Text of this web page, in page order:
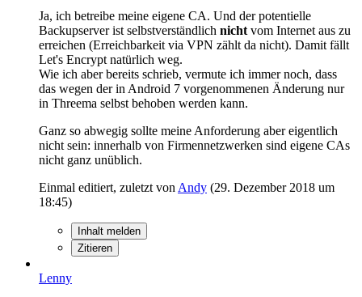
Ja, ich betreibe meine eigene CA. Und der potentielle
Backupserver ist selbstverständlich nicht vom Internet aus zu
erreichen (Erreichbarkeit via VPN zählt da nicht). Damit fällt
Let's Encrypt natürlich weg.
Wie ich aber bereits schrieb, vermute ich immer noch, dass
das wegen der in Android 7 vorgenommenen Änderung nur
in Threema selbst behoben werden kann.
Ganz so abwegig sollte meine Anforderung aber eigentlich
nicht sein: innerhalb von Firmennetzwerken sind eigene CAs
nicht ganz unüblich.
Einmal editiert, zuletzt von Andy (29. Dezember 2018 um
18:45)
Inhalt melden
Zitieren
Lenny